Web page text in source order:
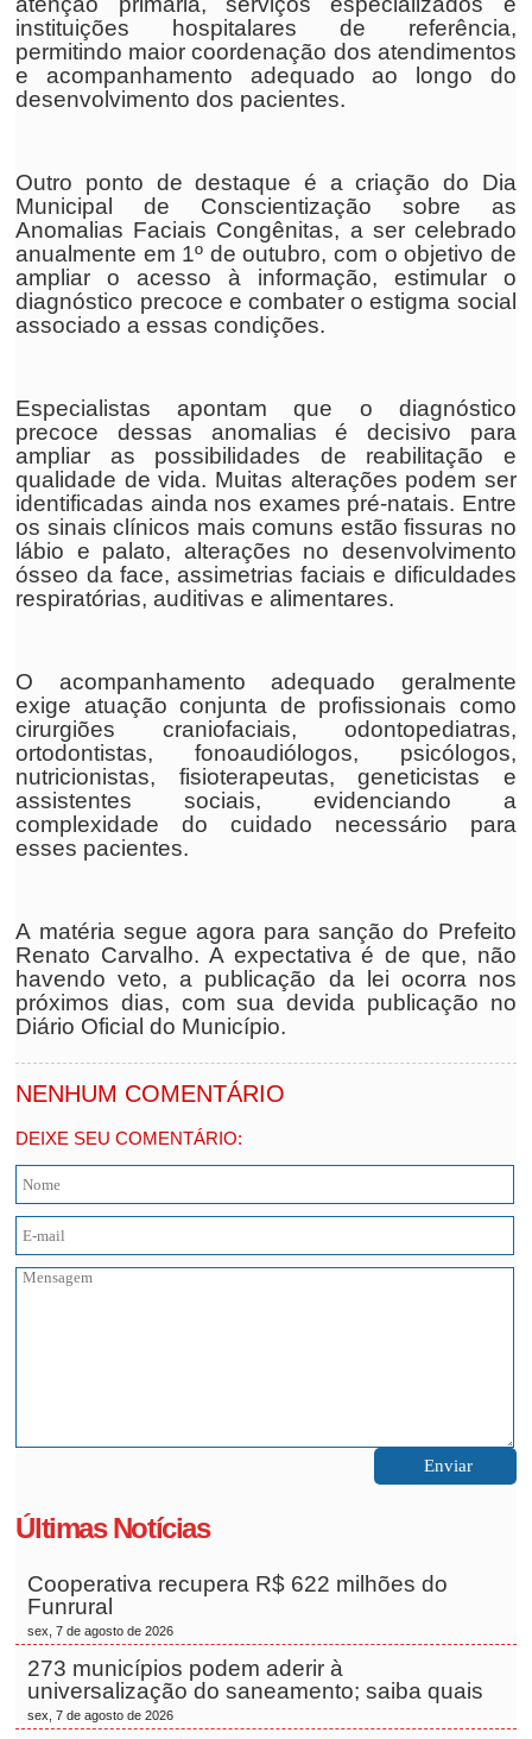
instituições hospitalares de referência,
permitindo maior coordenação dos atendimentos
e acompanhamento adequado ao longo do
desenvolvimento dos pacientes.
Outro ponto de destaque é a criação do Dia
Municipal de Conscientização sobre as
Anomalias Faciais Congênitas, a ser celebrado
anualmente em 1º de outubro, com o objetivo de
ampliar o acesso à informação, estimular o
diagnóstico precoce e combater o estigma social
associado a essas condições.
Especialistas apontam que o diagnóstico
precoce dessas anomalias é decisivo para
ampliar as possibilidades de reabilitação e
qualidade de vida. Muitas alterações podem ser
identificadas ainda nos exames pré-natais. Entre
os sinais clínicos mais comuns estão fissuras no
lábio e palato, alterações no desenvolvimento
ósseo da face, assimetrias faciais e dificuldades
respiratórias, auditivas e alimentares.
O acompanhamento adequado geralmente
exige atuação conjunta de profissionais como
cirurgiões craniofaciais, odontopediatras,
ortodontistas, fonoaudiólogos, psicólogos,
nutricionistas, fisioterapeutas, geneticistas e
assistentes sociais, evidenciando a
complexidade do cuidado necessário para
esses pacientes.
A matéria segue agora para sanção do Prefeito
Renato Carvalho. A expectativa é de que, não
havendo veto, a publicação da lei ocorra nos
próximos dias, com sua devida publicação no
Diário Oficial do Município.
NENHUM COMENTÁRIO
DEIXE SEU COMENTÁRIO:
Últimas Notícias
Cooperativa recupera R$ 622 milhões do
Funrural
sex, 7 de agosto de 2026
273 municípios podem aderir à
universalização do saneamento; saiba quais
sex, 7 de agosto de 2026